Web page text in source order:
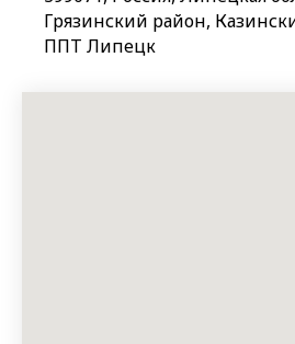
Грязинский район,
ППТ Липецк